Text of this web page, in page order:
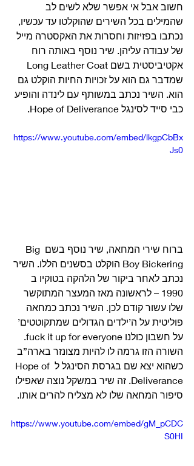
חשוב אבל אי אפשר שלא לשים לב
שהמילים בכל השירים שהוקלטו עד עכשיו,
נכתבו בפזיזות וחסרות את האקסטרה מייל
של עבודה עליהן. שיר נוסף באותה רוח
שמדבר גם הוא על זכויות החיות הוקלט גם
הוא. השיר נכתב במשותף עם לינדה והופיע
כבי סייד לסינגל Hope of Deliverance.
https://www.youtube.com/embed/lkgpCbBx
Js0
ברוח שירי המחאה, שיר נוסף בשם Big
Boy Bickering הוקלט בסשנים הללו. השיר
נכתב לאחר ביקור של הלהקה בטוקיו ב
1990 – לראשונה מאז המעצר המתוקשר
שלו עשור קודם לכן. השיר נכתב כמחאה
פוליטית על ה’ילדים הגדולים שמתקוטטים’
על חשבון כולנו fuck it up for everyone.
השורה הזו גרמה לו להיות מצונזר בארה”ב
כשהוא יצא שם בגרסת הסינגל ל Hope of
Deliverance. זה שיר במשקל נוצה שאפילו
סיפור המחאה שלו לא מצליח להרים אותו.
https://www.youtube.com/embed/gM_pCDC
S0HI